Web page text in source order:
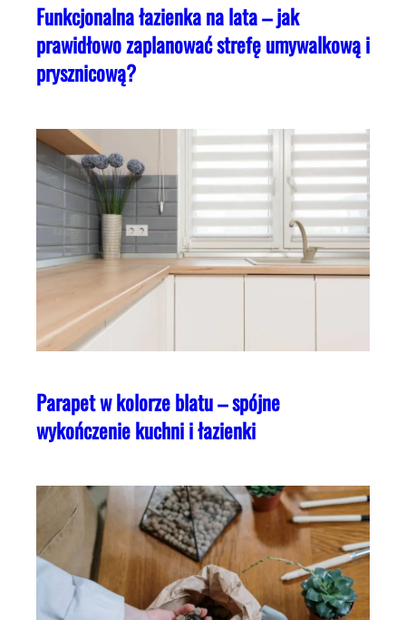
Funkcjonalna łazienka na lata – jak
prawidłowo zaplanować strefę umywalkową i
prysznicową?
Parapet w kolorze blatu – spójne
wykończenie kuchni i łazienki